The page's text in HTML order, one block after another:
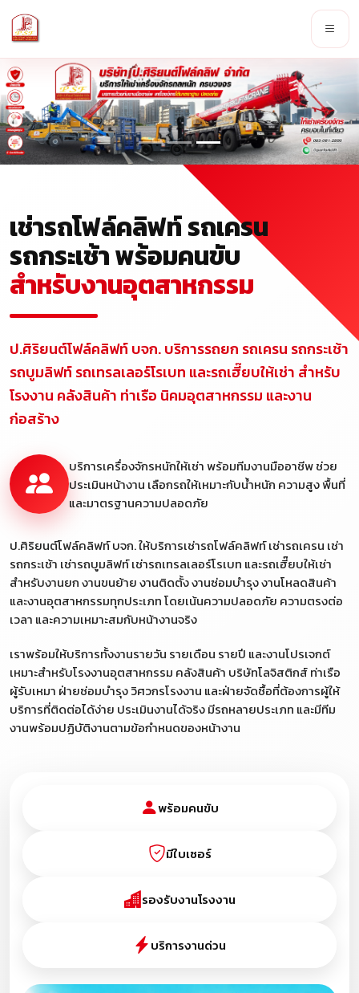
เช่ารถโฟล์คลิฟท์ รถเครน
รถกระเช้า พร้อมคนขับ
สำหรับงานอุตสาหกรรม
ป.ศิริยนต์โฟล์คลิฟท์ บจก. บริการรถยก รถเครน รถกระเช้า
รถบูมลิฟท์ รถเทรลเลอร์โรเบท และรถเฮี๊ยบให้เช่า สำหรับ
โรงงาน คลังสินค้า ท่าเรือ นิคมอุตสาหกรรม และงาน
ก่อสร้าง
บริการเครื่องจักรหนักให้เช่า พร้อมทีมงานมืออาชีพ ช่วย
ประเมินหน้างาน เลือกรถให้เหมาะกับน้ำหนัก ความสูง พื้นที่
และมาตรฐานความปลอดภัย
ป.ศิริยนต์โฟล์คลิฟท์ บจก. ให้บริการเช่ารถโฟล์คลิฟท์ เช่ารถเครน เช่า
รถกระเช้า เช่ารถบูมลิฟท์ เช่ารถเทรลเลอร์โรเบท และรถเฮี๊ยบให้เช่า
สำหรับงานยก งานขนย้าย งานติดตั้ง งานซ่อมบำรุง งานโหลดสินค้า
และงานอุตสาหกรรมทุกประเภท โดยเน้นความปลอดภัย ความตรงต่อ
เวลา และความเหมาะสมกับหน้างานจริง
เราพร้อมให้บริการทั้งงานรายวัน รายเดือน รายปี และงานโปรเจกต์
เหมาะสำหรับโรงงานอุตสาหกรรม คลังสินค้า บริษัทโลจิสติกส์ ท่าเรือ
ผู้รับเหมา ฝ่ายซ่อมบำรุง วิศวกรโรงงาน และฝ่ายจัดซื้อที่ต้องการผู้ให้
บริการที่ติดต่อได้ง่าย ประเมินงานได้จริง มีรถหลายประเภท และมีทีม
งานพร้อมปฏิบัติงานตามข้อกำหนดของหน้างาน
พร้อมคนขับ
มีใบเซอร์
รองรับงานโรงงาน
บริการงานด่วน